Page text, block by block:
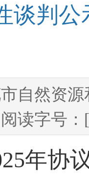
谈判
自然资
阅读字号
年协